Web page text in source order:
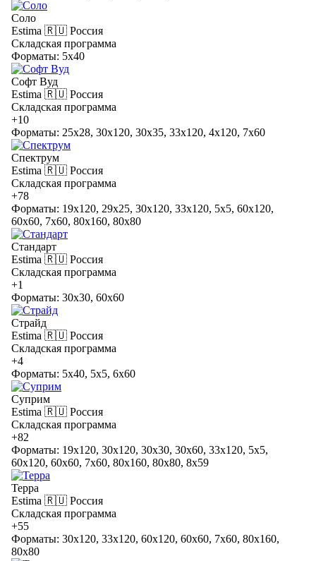
Соло
Estima 🇷🇺 Россия
Складская программа
Форматы: 5x40
Софт Вуд
Estima 🇷🇺 Россия
Складская программа
+10
Форматы: 25x28, 30x120, 30x35, 33x120, 4x120, 7x60
Спектрум
Estima 🇷🇺 Россия
Складская программа
+78
Форматы: 19x120, 29x25, 30x120, 33x120, 5x5, 60x120,
60x60, 7x60, 80x160, 80x80
Стандарт
Estima 🇷🇺 Россия
Складская программа
+1
Форматы: 30x30, 60x60
Страйд
Estima 🇷🇺 Россия
Складская программа
+4
Форматы: 5x40, 5x5, 6x60
Суприм
Estima 🇷🇺 Россия
Складская программа
+82
Форматы: 19x120, 30x120, 30x30, 30x60, 33x120, 5x5,
60x120, 60x60, 7x60, 80x160, 80x80, 8x59
Терра
Estima 🇷🇺 Россия
Складская программа
+55
Форматы: 30x120, 33x120, 60x120, 60x60, 7x60, 80x160,
80x80